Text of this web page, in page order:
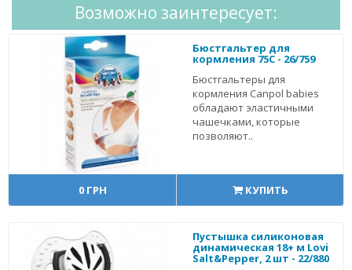
Возможно заинтересует:
Бюстгальтер для
кормления 75C - 26/759
Бюстгальтеры для
кормления Canpol babies
обладают эластичными
чашечками, которые
позволяют..
0 ГРН КУПИТЬ
Пустышка силиконовая
динамическая 18+ м Lovi
Salt&Pepper, 2 шт - 22/880